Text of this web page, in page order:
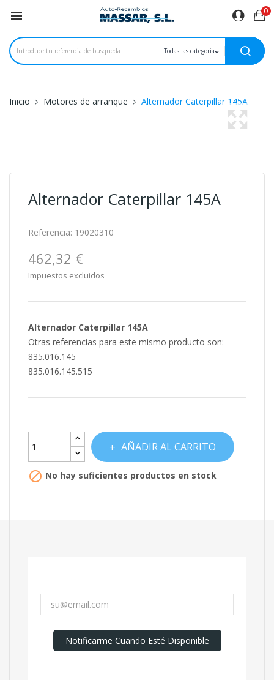
 0
Inicio Motores de arranque Alternador Caterpillar 145A
Alternador Caterpillar 145A
Referencia: 19020310
462,32 €
Impuestos excluidos
Alternador Caterpillar 145A
Otras referencias para este mismo producto son:
835.016.145
835.016.145.515
AÑADIR AL CARRITO
 No hay suficientes productos en stock
Notificarme Cuando Esté Disponible